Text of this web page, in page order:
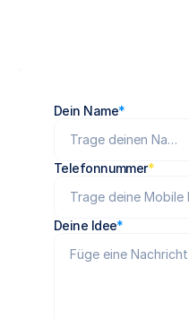
Dein Name*
Telefonnummer*
Deine Idee*